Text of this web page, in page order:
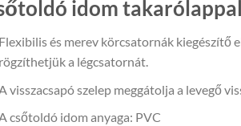
idom
Flexibilis és merev körcsatornák kiegészítő
rögzíthetjük a légcsatornát.
visszacsapó szelep meggátolja a levegő
csőtoldó idom anyaga: PVC